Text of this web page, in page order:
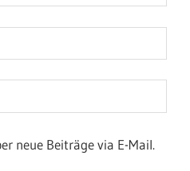
neue Beiträge via E-Mail.